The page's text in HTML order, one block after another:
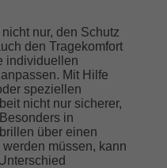
nur, den Schutz
den Tragekomfort
individuellen
Mit Hilfe
speziellen
nicht nur sicherer,
in
über einen
müssen, kann